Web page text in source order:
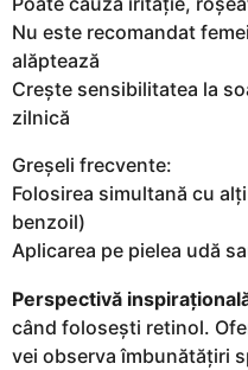
Nu este recomandat
alăptează
Crește sensibilitatea la
zilnică
Greșeli frecvente:
Folosirea simultană cu
benzoil)
Aplicarea pe pielea udă
Perspectivă
când folosești retinol.
vei observa îmbunătățiri